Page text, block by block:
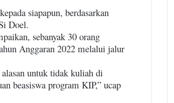
siapapun, berdasarkan
Doel.
sebanyak 30 orang
Anggaran 2022 melalui jalur
untuk tidak kuliah di
beasiswa program KIP,” ucap